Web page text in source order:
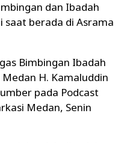
dan Ibadah
saat berada di Asrama
Bimbingan Ibadah
H. Kamaluddin
pada Podcast
Medan, Senin